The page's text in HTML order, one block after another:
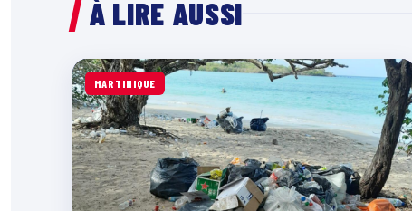
À LIRE AUSSI
MARTINIQUE